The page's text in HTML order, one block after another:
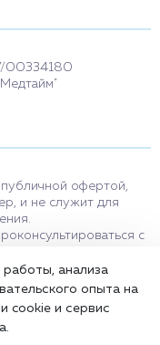
00334180
офертой,
и не служит для
с
медицинскими
использование cookies.
анализа
опыта на
cookie и сервис